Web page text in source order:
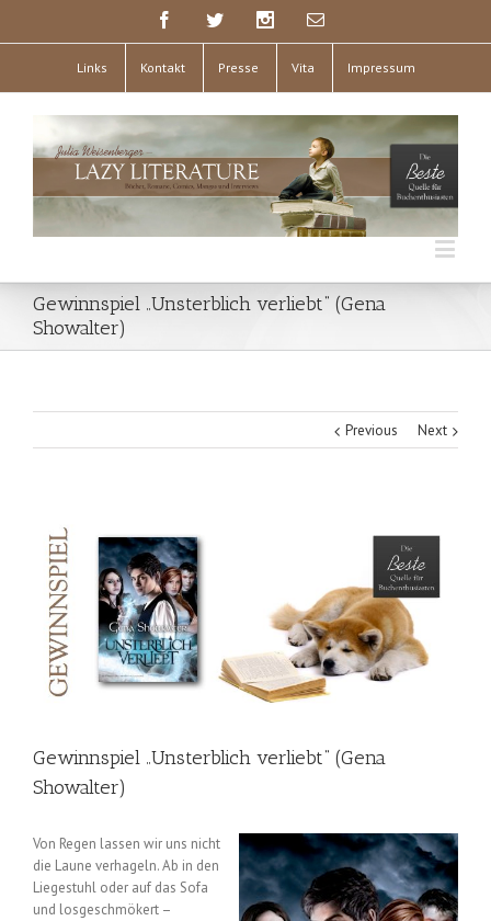
Links Kontakt Presse Vita Impressum
Gewinnspiel „Unsterblich verliebt“ (Gena
Showalter)
Previous Next
Gewinnspiel „Unsterblich verliebt“ (Gena
Showalter)
Von Regen lassen wir uns nicht
die Laune verhageln. Ab in den
Liegestuhl oder auf das Sofa
und losgeschmökert –